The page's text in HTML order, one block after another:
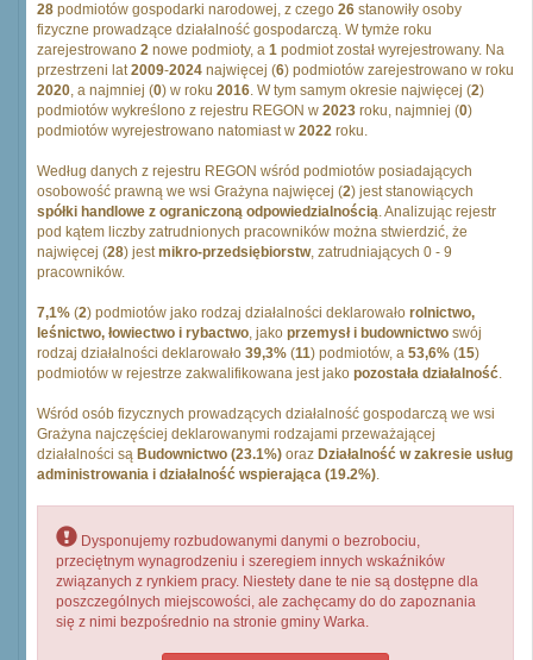
28 podmiotów gospodarki narodowej, z czego 26 stanowiły osoby
fizyczne prowadzące działalność gospodarczą. W tymże roku
zarejestrowano 2 nowe podmioty, a 1 podmiot został wyrejestrowany. Na
przestrzeni lat2009-2024 najwięcej (6) podmiotów zarejestrowano w roku
2020, a najmniej (0) w roku 2016. W tym samym okresie najwięcej (2)
podmiotów wykreślono z rejestru REGON w 2023 roku, najmniej (0)
podmiotów wyrejestrowano natomiast w 2022 roku.
Według danych z rejestru REGON wśród podmiotów posiadających
osobowość prawną we wsi Grażyna najwięcej (2) jest stanowiących
spółki handlowe z ograniczoną odpowiedzialnością. Analizując rejestr
pod kątem liczby zatrudnionych pracowników można stwierdzić, że
najwięcej (28) jestmikro-przedsiębiorstw, zatrudniających 0 - 9
pracowników.
7,1% (2) podmiotów jako rodzaj działalności deklarowało rolnictwo,
leśnictwo, łowiectwo i rybactwo, jako przemysł i budownictwo swój
rodzaj działalności deklarowało 39,3% (11) podmiotów, a 53,6% (15)
podmiotów w rejestrze zakwalifikowana jest jako pozostała działalność.
Wśród osób fizycznych prowadzących działalność gospodarczą we wsi
Grażyna najczęściej deklarowanymi rodzajami przeważającej
działalności są Budownictwo (23.1%) oraz Działalność w zakresie usług
administrowania i działalność wspierająca (19.2%).
Dysponujemy rozbudowanymi danymi o bezrobociu,
przeciętnym wynagrodzeniu i szeregiem innych wskaźników
związanych z rynkiem pracy. Niestety dane te nie są dostępne dla
poszczególnych miejscowości, ale zachęcamy do do zapoznania
się z nimi bezpośrednio na stronie gminy Warka.